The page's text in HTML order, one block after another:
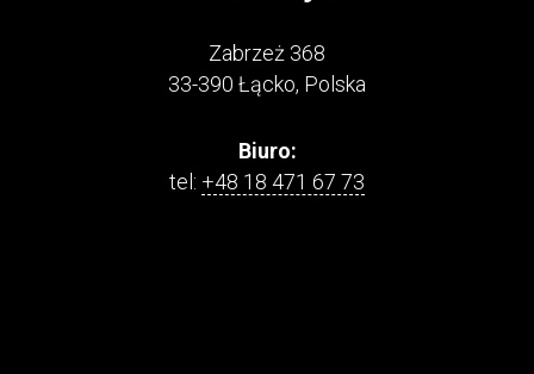
Zabrzeż 368
33-390 Łącko, Polska
Biuro:
tel: +48 18 471 67 73